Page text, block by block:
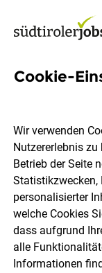
Sales
Roboter
EmiControls
Bozen Vollzeit
Cookie-
Wir verwenden
Nutzererlebnis
Betrieb der Seite
Statistikzwecken,
personalisierter
welche Cookies
dass aufgrund
alle
Informationen